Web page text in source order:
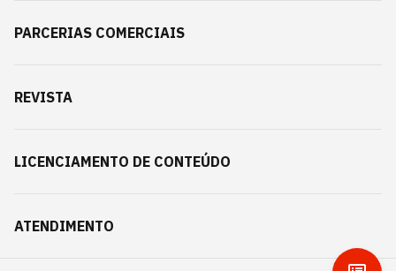
PARCERIAS COMERCIAIS
REVISTA
LICENCIAMENTO DE CONTEÚDO
ATENDIMENTO